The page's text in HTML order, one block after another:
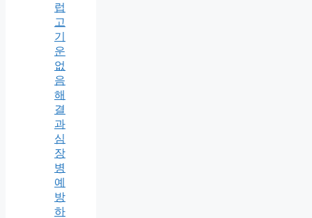
럽
고
기
운
없
음
해
결
과
심
장
병
예
방
하